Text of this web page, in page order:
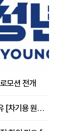
모션 전개
허리 MRI는 정상인데 계속 아픈 이유 [차기용 원장 칼럼]